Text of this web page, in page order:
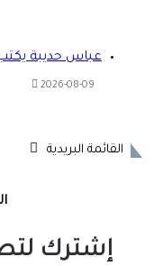
عباس حديبة يكتب….
2026-08-09
القائمة البريدية
إشترك